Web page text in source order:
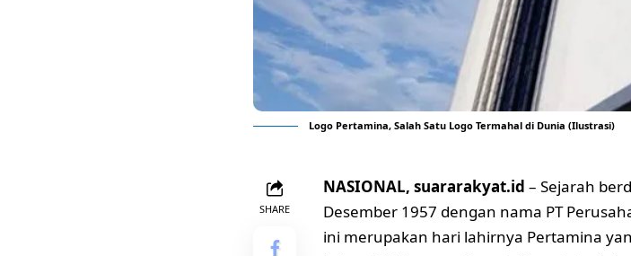
Logo Pertamina, Salah Satu Logo Termahal di Dunia (Ilustrasi)
SHARE
NASIONAL, suararakyat.id – Sejarah
Desember 1957 dengan nama PT
ini merupakan hari lahirnya Pertamina